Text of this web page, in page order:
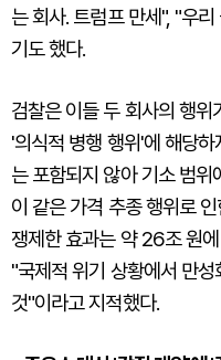
는 회사. 트럼프 만세", "우
기도 했다.
검찰은 이들 두 회사의 행
'의식적 병행 행위'에 해당
는 포함되지 않아 기소 범
이 같은 가격 추종 행위로
쟁제한 효과는 약 26조 원
"국제적 위기 상황에서 만
것"이라고 지적했다.